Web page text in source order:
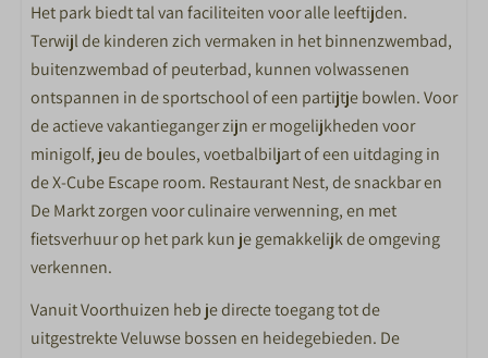
Restaurant Nest
Ontbijtbuffet
Snackbar
De Markt
Het park biedt tal van faciliteiten voor alle leeftijden.
Terwijl de kinderen zich vermaken in het binnenzwembad,
buitenzwembad of peuterbad, kunnen volwassenen
ontspannen in de sportschool of een partijtje bowlen. Voor
de actieve vakantieganger zijn er mogelijkheden voor
minigolf, jeu de boules, voetbalbiljart of een uitdaging in
de X-Cube Escape room. Restaurant Nest, de snackbar en
De Markt zorgen voor culinaire verwenning, en met
fietsverhuur op het park kun je gemakkelijk de omgeving
verkennen.
Vanuit Voorthuizen heb je directe toegang tot de
uitgestrekte Veluwse bossen en heidegebieden. De